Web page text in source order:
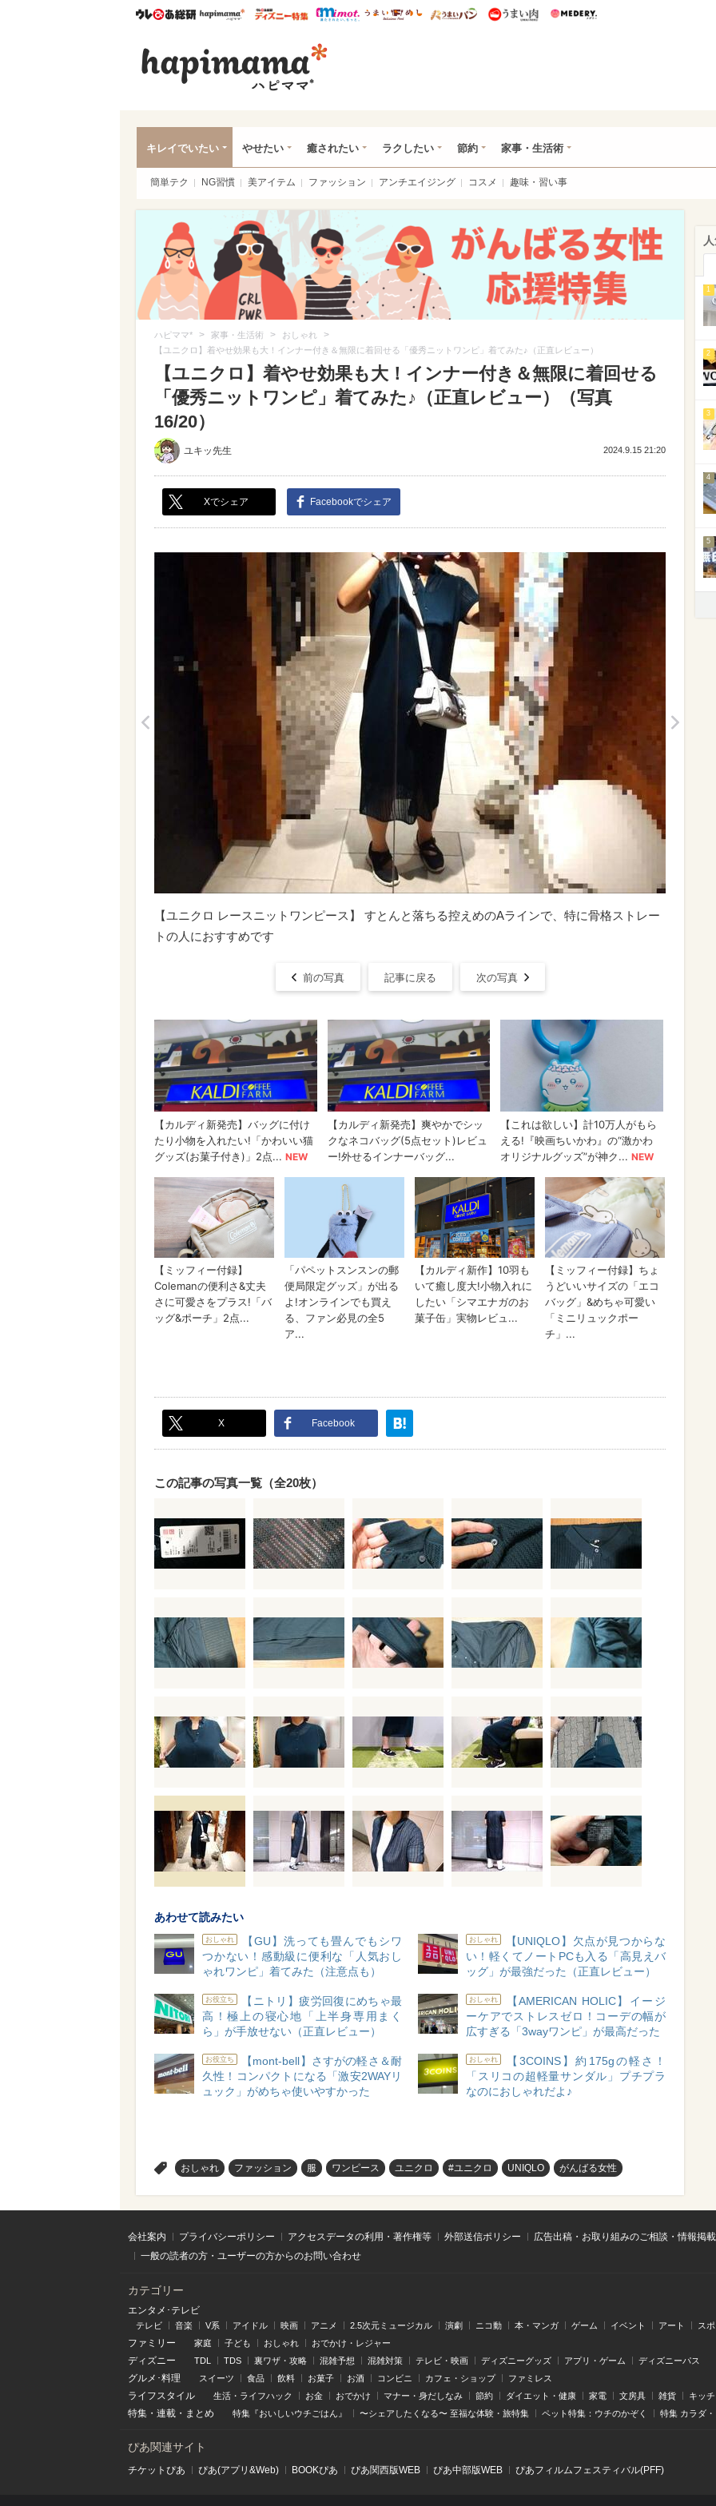
ウレぴあ総研ハピママ* ウレぴあ総研 ディズニー特集
mimot. うまいめし うまいパン うまい肉
キレイでいたい やせたい 癒されたい ラクしたい 節約 家事・生活術
簡単テク NG習慣 美アイテム ファッション アンチエイジング コスメ 趣味・習い事
ハピママ* > 家事・生活術 > おしゃれ >
【ユニクロ】着やせ効果も大！インナー付き＆無限に着回せる「優秀ニットワンピ」着てみた♪（正直レビュー）
【ユニクロ】着やせ効果も大！インナー付き＆無限に着回せる
「優秀ニットワンピ」着てみた♪（正直レビュー）（写真
16/20）
ユキッ先生 2024.9.15 21:20
Xでシェア Facebookでシェア
【ユニクロ レースニットワンピース】 すとんと落ちる控えめのAラインで、特に骨格ストレー
トの人におすすめです
前の写真 記事に戻る 次の写真
X Facebook
この記事の写真一覧（全20枚）
あわせて読みたい
おしゃれ
【GU】洗っても畳んでもシワ
つかない！感動級に便利な「人気おし
ゃれワンピ」着てみた（注意点も）
おしゃれ
【UNIQLO】欠点が見つからな
い！軽くてノートPCも入る「高見えバ
ッグ」が最強だった（正直レビュー）
お役立ち
【ニトリ】疲労回復にめちゃ最
高！極上の寝心地「上半身専用まく
ら」が手放せない（正直レビュー）
おしゃれ
【AMERICAN HOLIC】イージ
ーケアでストレスゼロ！コーデの幅が
広すぎる「3wayワンピ」が最高だった
お役立ち
【mont-bell】さすがの軽さ＆耐
久性！コンパクトになる「激安2WAYリ
ュック」がめちゃ使いやすかった
おしゃれ
【3COINS】約175gの軽さ！
「スリコの超軽量サンダル」プチプラ
なのにおしゃれだよ♪
おしゃれ ファッション 服 ワンピース ユニクロ #ユニクロ UNIQLO がんばる女性
1
2
3
4
5
会社案内 プライバシーポリシー アクセスデータの利用・著作権等 外部送信ポリシー
広告出稿・お取り組みのご相談・情報掲
一般の読者の方・ユーザーの方からのお問い合わせ
カテゴリー
エンタメ･テレビ
テレビ 音楽 V系 アイドル 映画 アニメ 2.5次元ミュージカル 演劇 ニコ動 本・マンガ ゲーム イベント アート ス
ファミリー 家庭 子ども おしゃれ おでかけ・レジャー
ディズニー TDL TDS 裏ワザ・攻略 混雑予想 混雑対策 テレビ・映画 ディズニーグッズ アプリ・ゲーム ディズニーパス
グルメ･料理 スイーツ 食品 飲料 お菓子 お酒 コンビニ カフェ・ショップ ファミレス
ライフスタイル 生活・ライフハック お金 おでかけ マナー・身だしなみ 節約 ダイエット・健康 家電 文房具 雑貨 キッ
特集 ・ 連載 ・ まとめ 特集『おいしいウチごはん』 〜シェアしたくなる〜 至福な体験・旅特集 ペット特集：ウチのかぞく 特集 カラダ
ぴあ関連サイト
チケットぴあ ぴあ(アプリ&Web) BOOKぴあ ぴあ関⻄版WEB ぴあ中部版WEB ぴあフィルムフェスティバル(PFF)